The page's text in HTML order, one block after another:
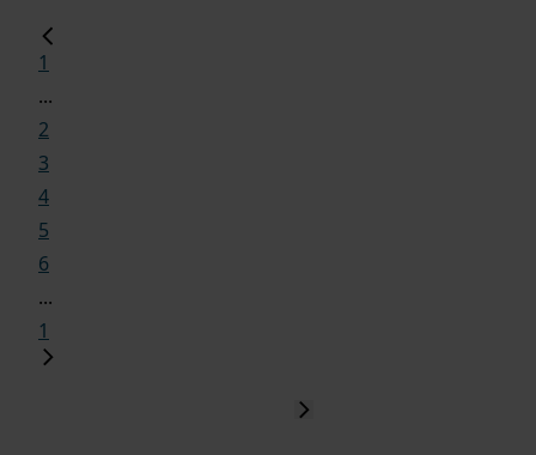
1
...
2
3
4
5
6
...
1